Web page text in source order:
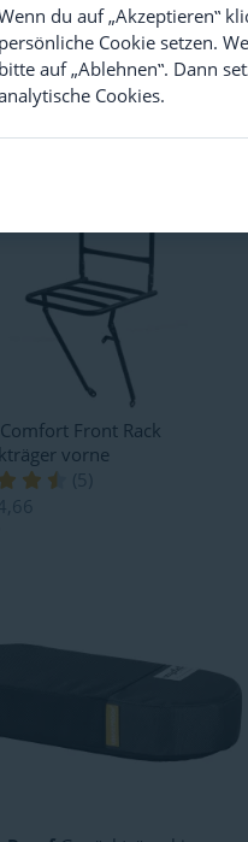
DUO Lowrider Gepäckträger
26)
Comfort Front Rack
vorne
( 5
du auf „Akzeptieren‟
persönliche Cookie setzen.
bitte auf „Ablehnen‟. Dann
Cookies.